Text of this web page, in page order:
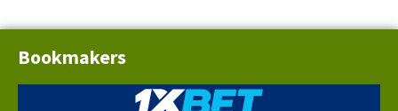
Bookmakers